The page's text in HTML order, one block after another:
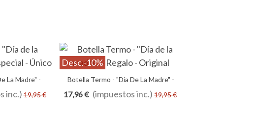
La Madre" -
- Único
inc.) 19,95 €
Desc.-10%
Vista Rápida
Botella Termo - "Día De La Madre" -
Regalo - Original
17,96 € (impuestos inc.) 19,95 €